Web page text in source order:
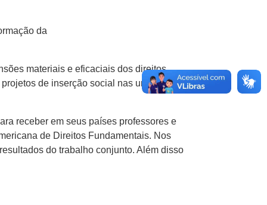
da
materiais e eficaciais dos direitos
de inserção social nas universidades
receber em seus países professores e
de Direitos Fundamentais. Nos
do trabalho conjunto. Além disso